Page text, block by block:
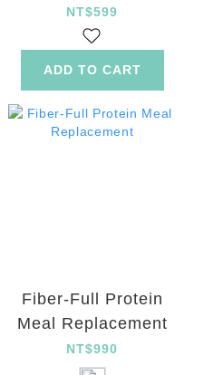
Gold Kiwifruit
Tablet
NT$599
ADD TO CART
Fiber-Full Protein
Meal Replacement
NT$990